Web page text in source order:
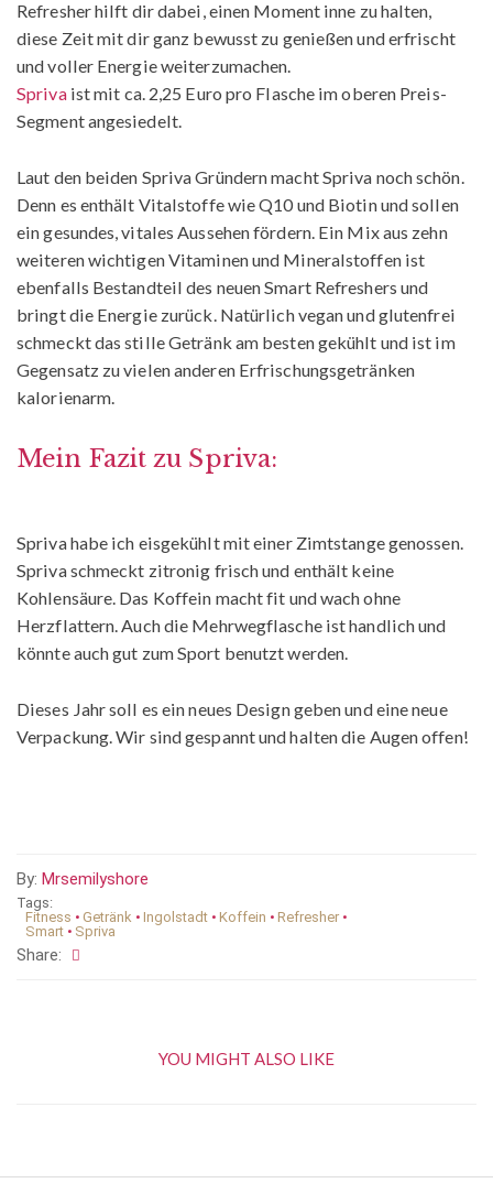
Refresher hilft dir dabei, einen Moment inne zu halten,
diese Zeit mit dir ganz bewusst zu genießen und erfrischt
und voller Energie weiterzumachen.
Sprivaist mit ca. 2,25 Euro pro Flasche im oberen Preis-
Segment angesiedelt.
Laut den beiden Spriva Gründern macht Spriva noch schön.
Denn es enthält Vitalstoffe wie Q10 und Biotin und sollen
ein gesundes, vitales Aussehen fördern. Ein Mix aus zehn
weiteren wichtigen Vitaminen und Mineralstoffen ist
ebenfalls Bestandteil des neuen Smart Refreshers und
bringt die Energie zurück. Natürlich vegan und glutenfrei
schmeckt das stille Getränk am besten gekühlt und ist im
Gegensatz zu vielen anderen Erfrischungsgetränken
kalorienarm.
Mein Fazit zu Spriva:
Spriva habe ich eisgekühlt mit einer Zimtstange genossen.
Spriva schmeckt zitronig frisch und enthält keine
Kohlensäure. Das Koffein macht fit und wach ohne
Herzflattern. Auch die Mehrwegflasche ist handlich und
könnte auch gut zum Sport benutzt werden.
Dieses Jahr soll es ein neues Design geben und eine neue
Verpackung. Wir sind gespannt und halten die Augen offen!
By: Mrsemilyshore
Tags:
Fitness • Getränk • Ingolstadt • Koffein • Refresher •
Smart • Spriva
Share:
YOU MIGHT ALSO LIKE